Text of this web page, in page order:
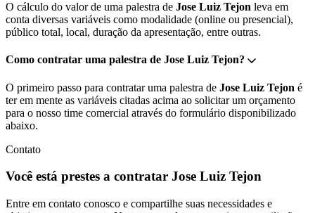
O cálculo do valor de uma palestra de Jose Luiz Tejon leva em
conta diversas variáveis como modalidade (online ou presencial),
público total, local, duração da apresentação, entre outras.
Como contratar uma palestra de Jose Luiz Tejon?
O primeiro passo para contratar uma palestra de Jose Luiz Tejon é
ter em mente as variáveis citadas acima ao solicitar um orçamento
para o nosso time comercial através do formulário disponibilizado
abaixo.
Contato
Você está prestes a contratar Jose Luiz Tejon
Entre em contato conosco e compartilhe suas necessidades e